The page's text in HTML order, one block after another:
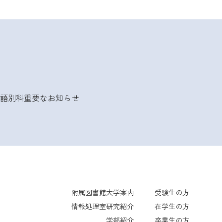
別科重要なお知らせ
附属図書館
情報処理室
大学案内
研究紹介
学部紹介
受験生の方
在学生の方
卒業生の方